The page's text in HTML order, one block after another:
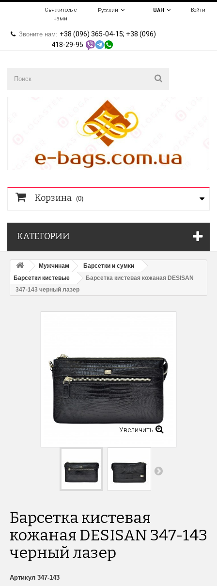
Войти
UAH
Русский
Свяжитесь с
нами
Звоните нам: +38 (096) 365-04-15; +38 (096)
418-29-95
Корзина (0)
КАТЕГОРИИ
Мужчинам
Барсетки и сумки
Барсетки кистевые
Барсетка кистевая кожаная DESISAN
347-143 черный лазер
Увеличить
Барсетка кистевая
кожаная DESISAN 347-143
черный лазер
Артикул 347-143